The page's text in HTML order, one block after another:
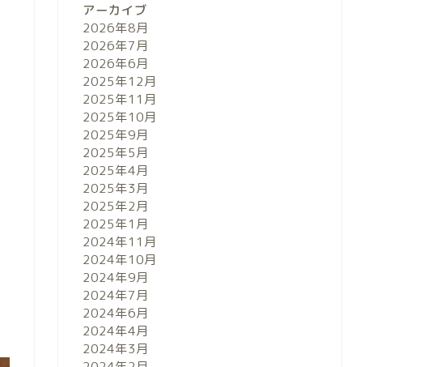
アーカイブ
2026年8月
2026年7月
2026年6月
2025年12月
2025年11月
2025年10月
2025年9月
2025年5月
2025年4月
2025年3月
2025年2月
2025年1月
2024年11月
2024年10月
2024年9月
2024年7月
2024年6月
2024年4月
2024年3月